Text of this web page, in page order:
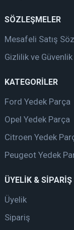
SÖZLEŞMELER
Mesafeli Satış
Gizlilik ve Güvenlik
KATEGORİLER
Ford Yedek Parça
Opel Yedek Parça
Citroen Yedek
Peugeot Yedek
ÜYELİK & SİPARİŞ
Üyelik
Sipariş